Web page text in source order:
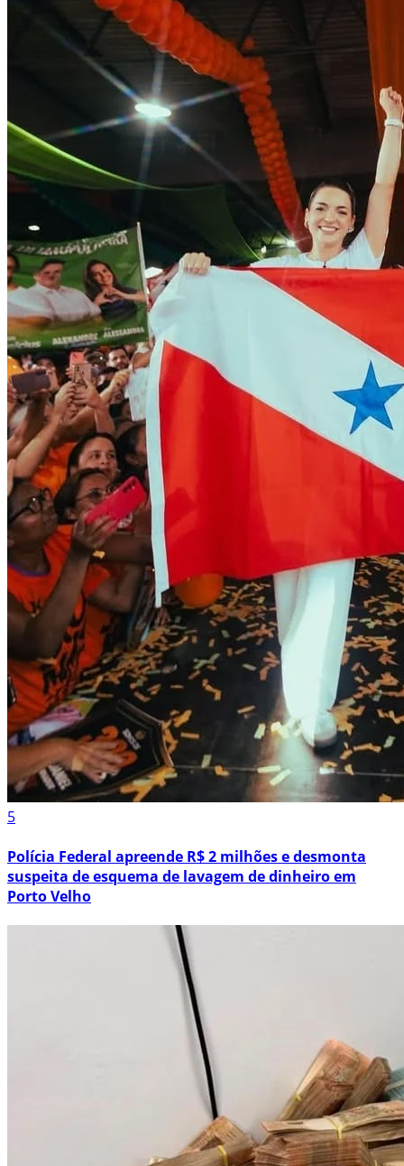
5
Polícia Federal apreende R$ 2 milhões e desmonta
suspeita de esquema de lavagem de dinheiro em
Porto Velho